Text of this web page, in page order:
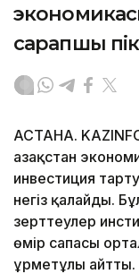
сарапшы
АСТАНА.
Қазақстан
инвестиция
негіз қалайды.
зерттеулер
өмір сапасы
Құрметұлы айтты.